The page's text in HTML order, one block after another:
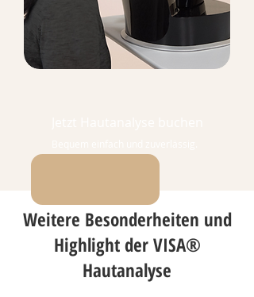
Weitere Besonderheiten und
Highlight der VISA®
Hautanalyse